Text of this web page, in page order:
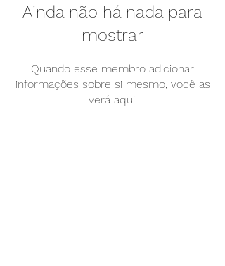
Ainda não há nada para
mostrar
Quando esse membro adicionar
informações sobre si mesmo, você as
verá aqui.